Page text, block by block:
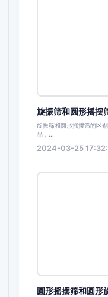
旋振筛和圆形摇摆
旋振筛和圆形摇摆筛的区
品，...
2024-03-25
圆形摇摆筛和圆形